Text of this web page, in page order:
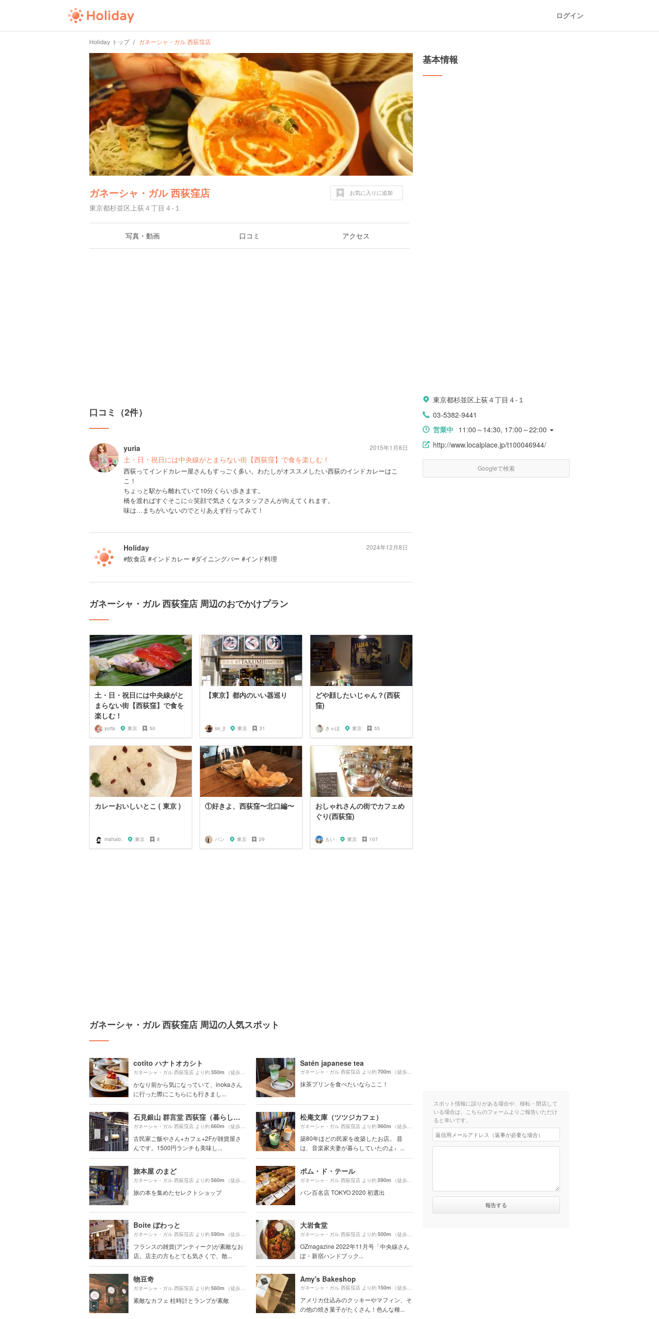
ログイン
Holiday トップ ガネーシャ・ガル 西荻窪店
ガネーシャ・ガル 西荻窪店
東京都杉並区上荻４丁目４-１
お気に入りに追加
写真・動画 口コミ アクセス
口コミ（2件）
yuria
土・日・祝日には中央線がとまらない街【西荻窪】で食を楽しむ！
西荻ってインドカレー屋さんもすっごく多い。わたしがオススメしたい西荻のインドカレーはこ
こ！
ちょっと駅から離れていて10分くらい歩きます。
橋を渡ればすぐそこに☆笑顔で気さくなスタッフさんが向えてくれます。
味は…まちがいないのでとりあえず行ってみて！
2015年1月8日
Holiday
#飲食店 #インドカレー #ダイニングバー #インド料理
2024年12月8日
ガネーシャ・ガル 西荻窪店 周辺のおでかけプラン
土・日・祝日には中央線がと
まらない街【西荻窪】で食を
楽しむ！
yuria 東京 50
【東京】都内のいい器巡り
se_ji 東京 31
どや顔したいじゃん？(西荻
窪)
きゃほ 東京 55
カレーおいしいとこ ( 東京 )
mahalo. 東京 8
①好きよ、西荻窪〜北口編〜
パン 東京 29
おしゃれさんの街でカフェめ
ぐり(西荻窪)
もい 東京 107
ガネーシャ・ガル 西荻窪店 周辺の人気スポット
cotito ハナトオカシト
ガネーシャ・ガル 西荻窪店 より約350m （徒歩6分）
かなり前から気になっていて、inokaさん
に行った際にこちらにも行きまし...
Satén japanese tea
ガネーシャ・ガル 西荻窪店 より約700m （徒歩12分）
抹茶プリンを食べたいならここ！
石見銀山 群言堂 西荻窪（暮らしの研究室）旧：りげんどう
ガネーシャ・ガル 西荻窪店 より約660m （徒歩12分）
古民家ご飯やさん+カフェ+2Fが雑貨屋さ
んです。1500円ランチも美味し...
松庵文庫（ツツジカフェ）
ガネーシャ・ガル 西荻窪店 より約960m （徒歩17分）
築80年ほどの民家を改築したお店。 昔
は、音楽家夫妻が暮らしていたのよ♩...
旅本屋 のまど
ガネーシャ・ガル 西荻窪店 より約560m （徒歩10分）
旅の本を集めたセレクトショップ
ポム・ド・テール
ガネーシャ・ガル 西荻窪店 より約590m （徒歩10分）
パン百名店 TOKYO 2020 初選出
Boite ぼわっと
ガネーシャ・ガル 西荻窪店 より約590m （徒歩10分）
フランスの雑貨(アンティーク)が素敵なお
店。店主の方もとても気さくで、散...
大岩食堂
ガネーシャ・ガル 西荻窪店 より約500m （徒歩9分）
OZmagazine 2022年11月号「中央線さん
ぽ・新宿ハンドブック...
物豆奇
ガネーシャ・ガル 西荻窪店 より約560m （徒歩10分）
素敵なカフェ 柱時計とランプが素敵
Amy's Bakeshop
ガネーシャ・ガル 西荻窪店 より約150m （徒歩3分）
アメリカ仕込みのクッキーやマフィン、そ
の他の焼き菓子がたくさん！色んな種...
基本情報
東京都杉並区上荻４丁目４-１
03-5382-9441
営業中 11:00～14:30, 17:00～22:00
http://www.localplace.jp/t100046944/
Googleで検索
スポット情報に誤りがある場合や、移転・閉店して
いる場合は、こちらのフォームよりご報告いただけ
ると幸いです。